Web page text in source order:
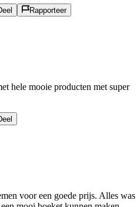
Rapporteer
hele mooie producten met super
voor een goede prijs. Alles was